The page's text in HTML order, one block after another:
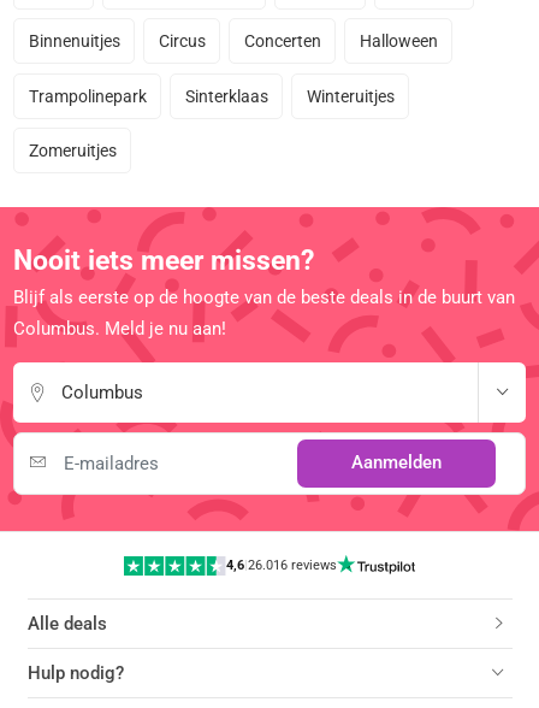
Binnenuitjes Circus Concerten Halloween
Trampolinepark Sinterklaas Winteruitjes
Zomeruitjes
Nooit iets meer missen?
Blijf als eerste op de hoogte van de beste deals in de buurt van
Columbus. Meld je nu aan!
Columbus
Aanmelden
4,6 |26.016 reviews
Alle deals
Hulp nodig?